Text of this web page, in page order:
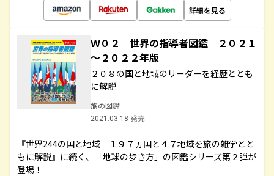
詳細を見る
Ｗ０２ 世界の指導者図鑑 ２０２１
～２０２２年版
２０８の国と地域のリーダーを経歴ととも
に解説
旅の図鑑
2021.03.18 発売
『世界244の国と地域 １９７ヵ国と４７地域を旅の雑学とと
もに解説』に続く、「地球の歩き方」の図鑑シリーズ第２弾が
登場！